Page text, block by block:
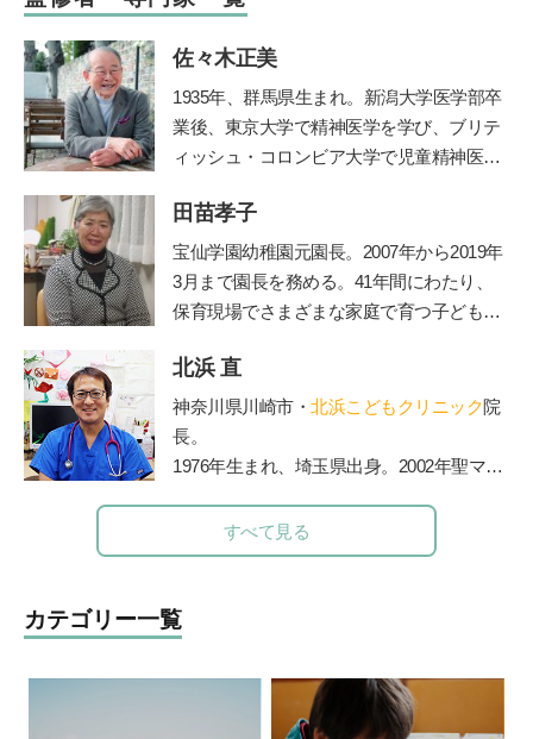
佐々木正美
1935年、群馬県生まれ。新潟大学医学部卒
業後、東京大学で精神医学を学び、ブリテ
ィッシュ・コロンビア大学で児童精神医学
園や東京女子医科大学などで多数の臨床に
携わる傍ら、全国の保育園、幼稚園、学
校、児童相談所などで勉強会、講演会を40
年以上続けた。『子どもへのまなざし』
——相田みつをいのちのことば』『ひとり
親でも子どもは健全に育ちます』（小学
館）など著書多数。2017年逝去。半世紀に
わたる臨床経験から著したこれら数多くの
と支持を得ている。
田苗孝子
宝仙学園幼稚園元園長。2007年から2019年
3月まで園長を務める。41年間にわたり、
保育現場でさまざまな家庭で育つ子どもと
定評がある。豊かな経験を活かして、『幼
稚園』（小学館刊）で育児相談コーナーを
担当。子育て中のママたちに温かなメッセ
ージを伝えてきた。
北浜 直
神奈川県川崎市・ 北浜こどもクリニック院
長。
1976年生まれ、埼玉県出身。2002年聖マリ
院の新生児科医長務める。2010年に北浜こ
どもクリニックを開院。2012年医療法人社
「アジアのリーダー100人」に、2015年か
ら3年連続選出されている。
すべて見る
カテゴリー一覧